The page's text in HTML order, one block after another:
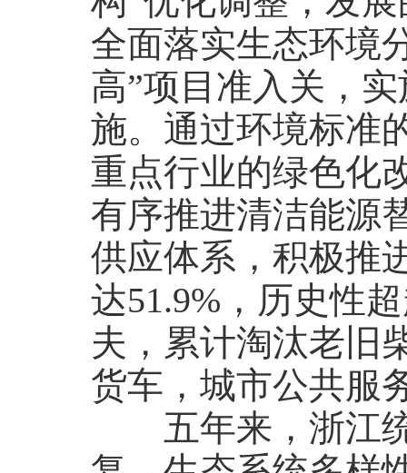
全面落实生态环境
高”项目准入关，
施。通过环境标准
重点行业的绿色化
有序推进清洁能源
供应体系，积极推
达51.9%，历史性
夫，累计淘汰老旧
货车，城市公共服
五年来，浙江统